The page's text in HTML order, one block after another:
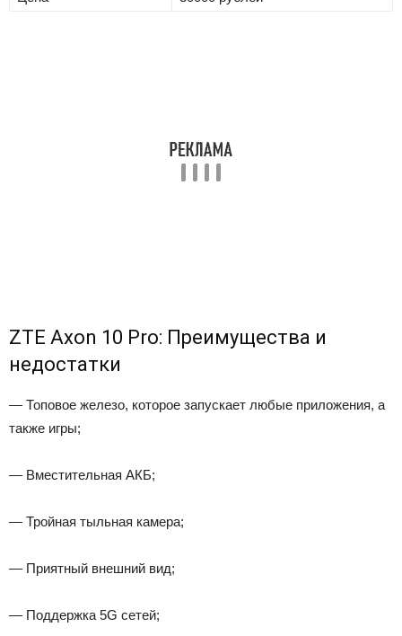
ZTE Axon 10 Pro: Преимущества и
недостатки
— Топовое железо, которое запускает любые приложения, а
также игры;
— Вместительная АКБ;
— Тройная тыльная камера;
— Приятный внешний вид;
— Поддержка 5G сетей;